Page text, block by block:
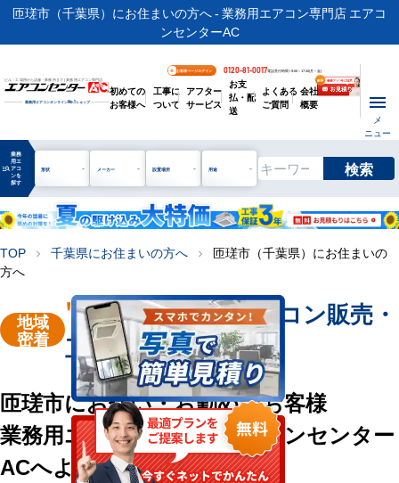
匝瑳市（千葉県）にお住まいの方へ - 業務用エアコン専門店 エアコ
ンセンターAC
ビル・工場用から店舗・事務所まで | 業務用エアコン専門店
業務用エアコンオンラインNo.1ショップ
お客様ページログイン 0120-81-0017電話受付時間 / 9:00～17:30(月～金)
初めての
お客様へ
工事に
ついて
アフター
サービス
お支
払・配
送
よくある
ご質問
会社
概要
メ
ニュー
manage_search
業務
用エ
アコ
ンを
探す
形状 メーカー 設置場所 用途 検索
TOP chevron_right 千葉県にお住まいの方へ chevron_right
匝瑳市（千葉県）にお住まいの
方へ
地域
密着
"匝瑳市"業務用エアコン販売・
工事を承ります
匝瑳市にお住い・お勤めのお客様
業務用エアコン専門店エアコンセンター
ACへようこそ